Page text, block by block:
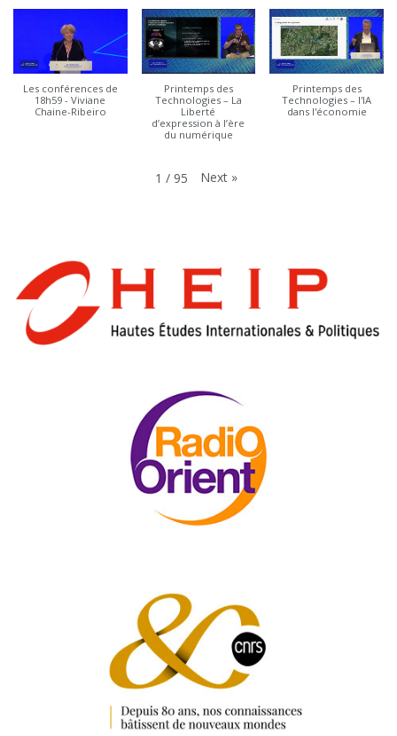
Les conférences de
18h59 - Viviane
Chaine-Ribeiro
Printemps des
Technologies – La
Liberté
d’expression à l’ère
du numérique
Printemps des
Technologies – l'IA
dans l'économie
1 / 95 Next »